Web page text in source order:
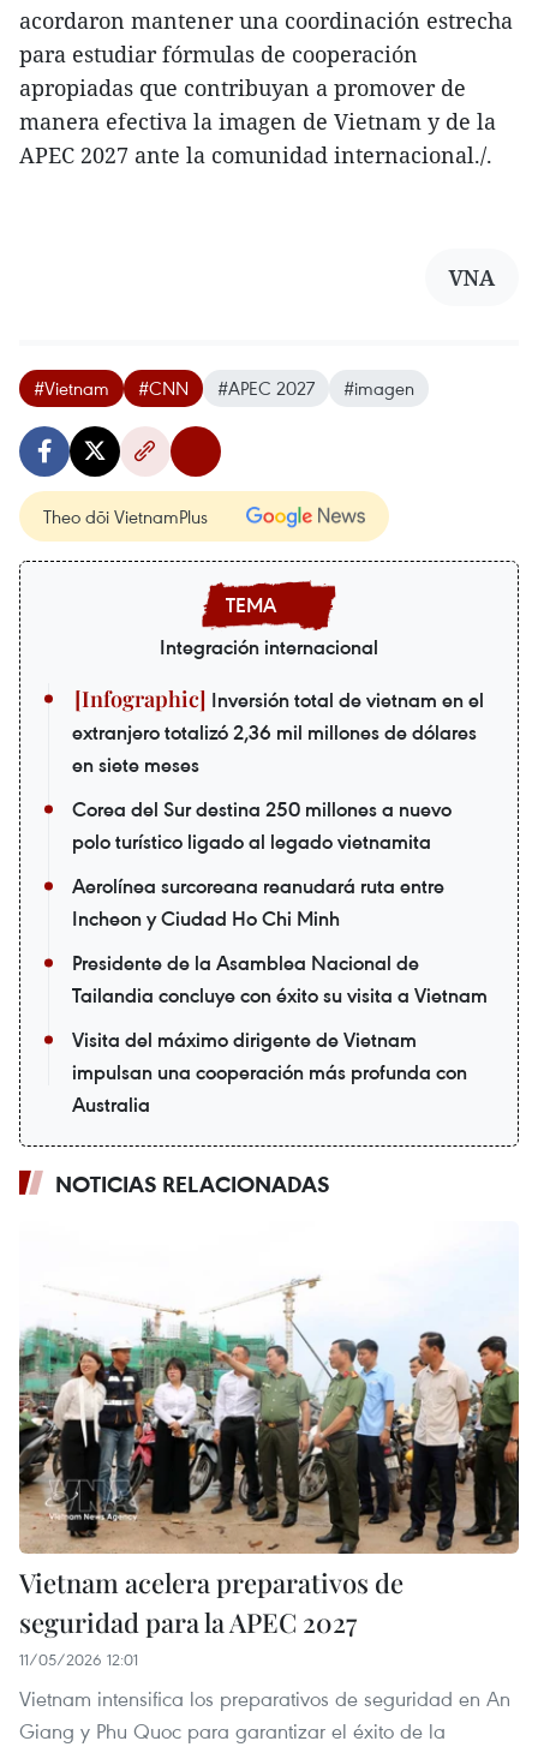
acordaron mantener una coordinación estrecha
para estudiar fórmulas de cooperación
apropiadas que contribuyan a promover de
manera efectiva la imagen de Vietnam y de la
APEC 2027 ante la comunidad internacional./.
VNA
#Vietnam #CNN #APEC 2027 #imagen
Theo dõi VietnamPlus
Integración internacional
Inversión total de vietnam en el
extranjero totalizó 2,36 mil millones de dólares
en siete meses
Corea del Sur destina 250 millones a nuevo
polo turístico ligado al legado vietnamita
Aerolínea surcoreana reanudará ruta entre
Incheon y Ciudad Ho Chi Minh
Presidente de la Asamblea Nacional de
Tailandia concluye con éxito su visita a Vietnam
Visita del máximo dirigente de Vietnam
impulsan una cooperación más profunda con
Australia
NOTICIAS RELACIONADAS
Vietnam acelera preparativos de
seguridad para la APEC 2027
11/05/2026 12:01
Vietnam intensifica los preparativos de seguridad en An
Giang y Phu Quoc para garantizar el éxito de la